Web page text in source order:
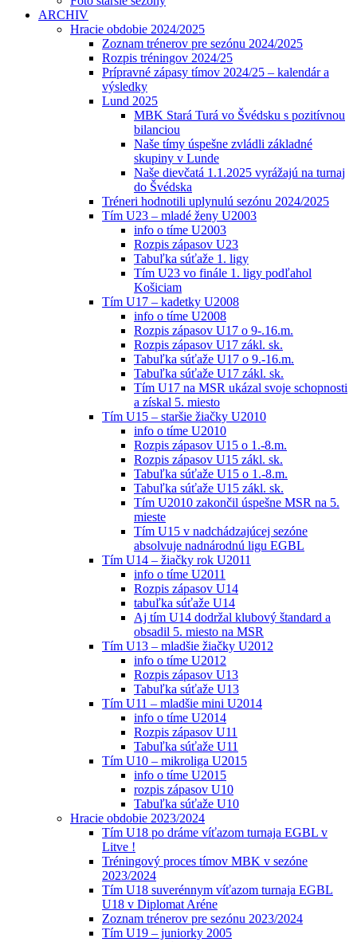
ARCHIV
Hracie obdobie 2024/2025
Zoznam trénerov pre sezónu 2024/2025
Rozpis tréningov 2024/25
Prípravné zápasy tímov 2024/25 – kalendár a
výsledky
Lund 2025
MBK Stará Turá vo Švédsku s pozitívnou
bilanciou
Naše tímy úspešne zvládli základné
skupiny v Lunde
Naše dievčatá 1.1.2025 vyrážajú na turnaj
do Švédska
Tréneri hodnotili uplynulú sezónu 2024/2025
Tím U23 – mladé ženy U2003
info o tíme U2003
Rozpis zápasov U23
Tabuľka súťaže 1. ligy
Tím U23 vo finále 1. ligy podľahol
Košiciam
Tím U17 – kadetky U2008
info o tíme U2008
Rozpis zápasov U17 o 9-.16.m.
Rozpis zápasov U17 zákl. sk.
Tabuľka súťaže U17 o 9.-16.m.
Tabuľka súťaže U17 zákl. sk.
Tím U17 na MSR ukázal svoje schopnosti
a získal 5. miesto
Tím U15 – staršie žiačky U2010
info o tíme U2010
Rozpis zápasov U15 o 1.-8.m.
Rozpis zápasov U15 zákl. sk.
Tabuľka súťaže U15 o 1.-8.m.
Tabuľka súťaže U15 zákl. sk.
Tím U2010 zakončil úspešne MSR na 5.
mieste
Tím U15 v nadchádzajúcej sezóne
absolvuje nadnárodnú ligu EGBL
Tím U14 – žiačky rok U2011
info o tíme U2011
Rozpis zápasov U14
tabuľka súťaže U14
Aj tím U14 dodržal klubový štandard a
obsadil 5. miesto na MSR
Tím U13 – mladšie žiačky U2012
info o tíme U2012
Rozpis zápasov U13
Tabuľka súťaže U13
Tím U11 – mladšie mini U2014
info o tíme U2014
Rozpis zápasov U11
Tabuľka súťaže U11
Tím U10 – mikroliga U2015
info o tíme U2015
rozpis zápasov U10
Tabuľka súťaže U10
Hracie obdobie 2023/2024
Tím U18 po dráme víťazom turnaja EGBL v
Litve !
Tréningový proces tímov MBK v sezóne
2023/2024
Tím U18 suverénnym víťazom turnaja EGBL
U18 v Diplomat Aréne
Zoznam trénerov pre sezónu 2023/2024
Tím U19 – juniorky 2005